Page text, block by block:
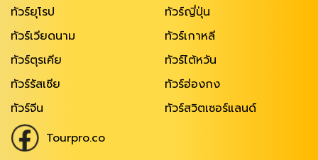
ทัวร์ยุโรป
ทัวร์ญี่ปุ่น
ทัวร์เวียดนาม
ทัวร์เกาหลี
ทัวร์ตุรเคีย
ทัวร์ไต้หวัน
ทัวร์รัสเซีย
ทัวร์ฮ่องกง
ทัวร์จีน
ทัวร์สวิตเซอร์แลนด์
Tourpro.co